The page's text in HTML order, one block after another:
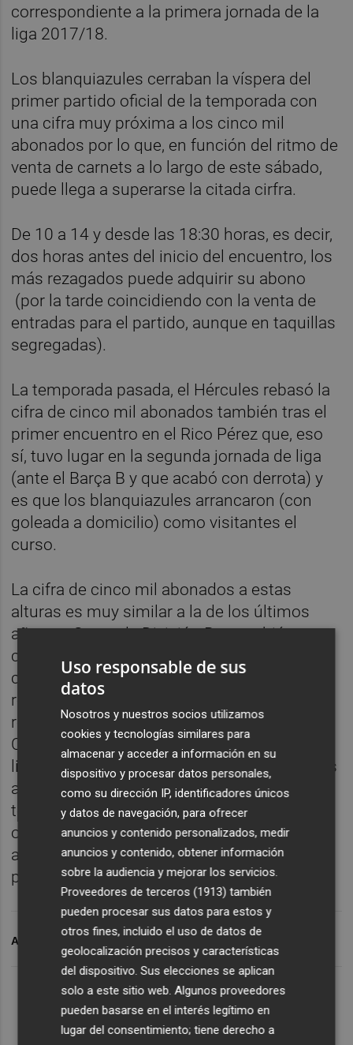
correspondiente a la primera jornada de la
liga 2017/18.
Los blanquiazules cerraban la víspera del
primer partido oficial de la temporada con
una cifra muy próxima a los cinco mil
abonados por lo que, en función del ritmo de
venta de carnets a lo largo de este sábado,
puede llega a superarse la citada cirfra.
De 10 a 14 y desde las 18:30 horas, es decir,
dos horas antes del inicio del encuentro, los
más rezagados puede adquirir su abono
(por la tarde coincidiendo con la venta de
entradas para el partido, aunque en taquillas
segregadas).
La temporada pasada, el Hércules rebasó la
cifra de cinco mil abonados también tras el
primer encuentro en el Rico Pérez que, eso
sí, tuvo lugar en la segunda jornada de liga
(ante el Barça B y que acabó con derrota) y
es que los blanquiazules arrancaron (con
goleada a domicilio) como visitantes el
curso.
La cifra de cinco mil abonados a estas
alturas es muy similar a la de los últimos
años en Segunda División B, y también
cercana a los números de las últimas
campañas en Segunda A. En función de los
resultados del arranque liguero (después de
recibir al Olot, los blanquiazules visitan El
Collao y se miden en la tercera jornada de
liga con el Sabadell), el número de abonados
aumentará en mayor o menor medida,
teniendo presente también que en esta
ocasión el grupo III es bastante más
atractivo que en años precedentes por la
presencia del Elche y del Mallorca.
ARCHIVADO EN CAMPAÑA DE ABONOS
Uso responsable de sus
datos
Nosotros y nuestros socios utilizamos
cookies y tecnologías similares para
almacenar y acceder a información en su
dispositivo y procesar datos personales,
como su dirección IP, identificadores únicos
y datos de navegación, para ofrecer
anuncios y contenido personalizados, medir
anuncios y contenido, obtener información
sobre la audiencia y mejorar los servicios.
Proveedores de terceros (1913) también
pueden procesar sus datos para estos y
otros fines, incluido el uso de datos de
geolocalización precisos y características
del dispositivo. Sus elecciones se aplican
solo a este sitio web. Algunos proveedores
pueden basarse en el interés legítimo en
lugar del consentimiento; tiene derecho a